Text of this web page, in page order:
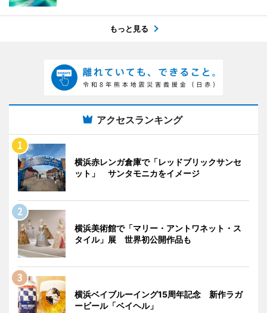
もっと見る
アクセスランキング
横浜赤レンガ倉庫で「レッドブリックサンセ
ット」 サンタモニカをイメージ
横浜美術館で「マリー・アントワネット・ス
タイル」展 世界初公開作品も
横浜ベイブルーイング15周年記念 新作ラガ
ービール「ベイヘル」